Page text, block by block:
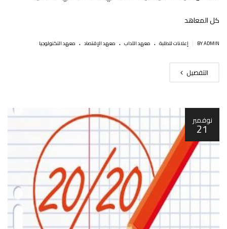
كل المعاهد
BY ADMIN إعلانات للطلبة . معهد الآداب . معهد الإقتصاد . معهد التكنولوجيا
التفصيل
نوفمبر
21